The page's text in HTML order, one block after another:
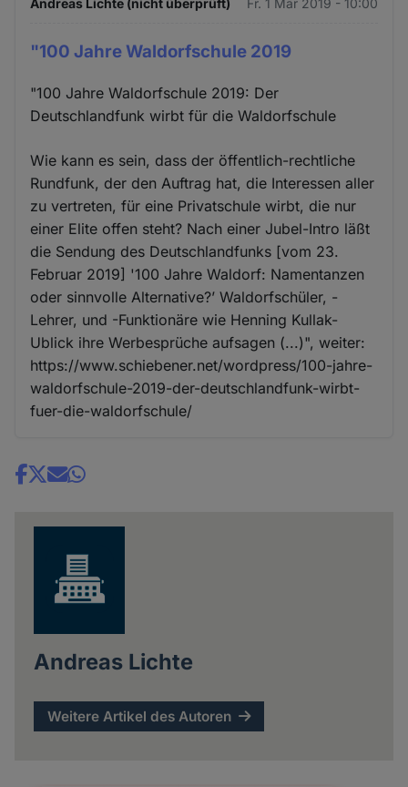
Andreas Lichte (nicht überprüft) Fr. 1 Mär 2019 - 10:00
"100 Jahre Waldorfschule 2019
"100 Jahre Waldorfschule 2019: Der
Deutschlandfunk wirbt für die Waldorfschule
Wie kann es sein, dass der öffentlich-rechtliche
Rundfunk, der den Auftrag hat, die Interessen aller
zu vertreten, für eine Privatschule wirbt, die nur
einer Elite offen steht? Nach einer Jubel-Intro läßt
die Sendung des Deutschlandfunks [vom 23.
Februar 2019] '100 Jahre Waldorf: Namentanzen
oder sinnvolle Alternative?’ Waldorfschüler, -
Lehrer, und -Funktionäre wie Henning Kullak-
Ublick ihre Werbesprüche aufsagen (...)", weiter:
https://www.schiebener.net/wordpress/100-jahre-
waldorfschule-2019-der-deutschlandfunk-wirbt-
fuer-die-waldorfschule/
Share
Andreas Lichte
Weitere Artikel des Autoren